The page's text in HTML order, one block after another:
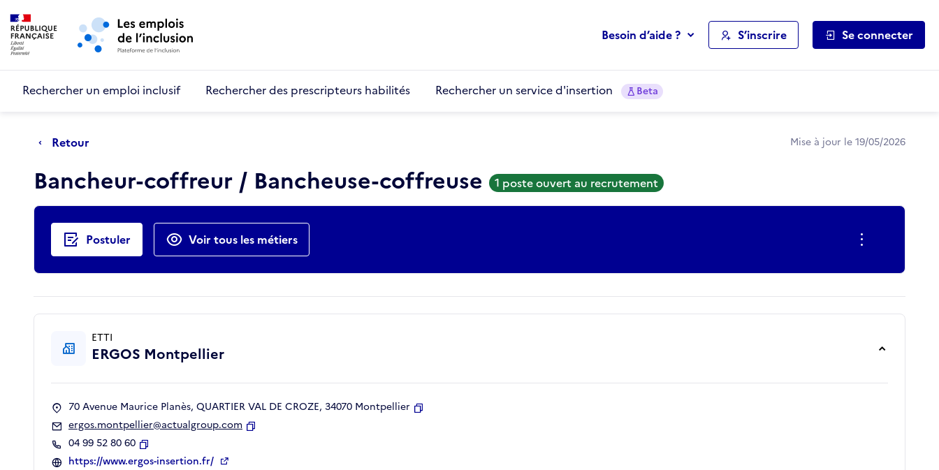
Aller au menu principal
Besoin d’aide ? S’inscrire Se connecter
Rechercher un emploi inclusif Rechercher des prescripteurs habilités Rechercher un service d'insertion Beta
Retour Mise à jour le 19/05/2026
Bancheur-coffreur / Bancheuse-coffreuse 1 poste ouvert au recrutement
Actions rapides
Postuler Voir tous les métiers
ETTI
ERGOS Montpellier
70 Avenue Maurice Planès, QUARTIER VAL DE CROZE, 34070 Montpellier
ergos.montpellier@actualgroup.com
04 99 52 80 60
Copier
https://www.ergos-insertion.fr/